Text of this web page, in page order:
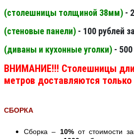
(столешницы толщиной 38мм) -
(стеновые панели) - 100 рублей
(диваны и кухонные уголки) -
ВНИМАНИЕ!!! Столешницы
метров доставляются
СБОРКА
Сборка – 10%от стоимости